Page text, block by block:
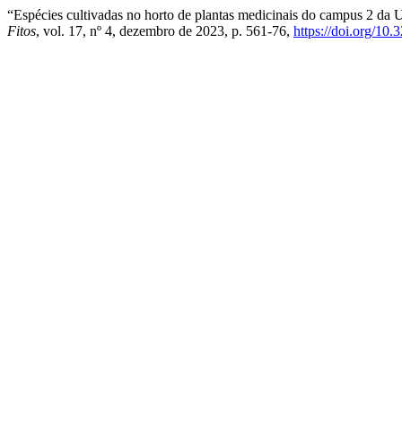
“Espécies cultivadas no horto de plantas medicinais do campus 2
Fitos, vol. 17, nº 4, dezembro de 2023, p. 561-76, https://doi.org/